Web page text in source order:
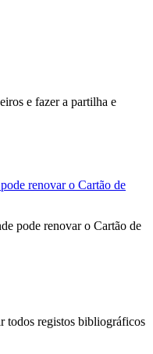
e fazer a partilha e
renovar o Cartão de
pode renovar o Cartão de
todos registos bibliográficos